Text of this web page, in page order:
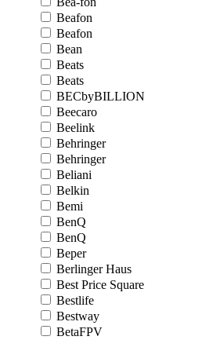
Beafon
Beafon
Bean
Beats
Beats
BECbyBILLION
Beecaro
Beelink
Behringer
Behringer
Beliani
Belkin
Bemi
BenQ
BenQ
Beper
Berlinger Haus
Best Price Square
Bestlife
Bestway
BetaFPV